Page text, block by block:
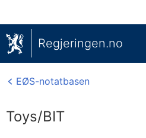
Regjeringen.no
EØS-notatbasen
Toys/BIT